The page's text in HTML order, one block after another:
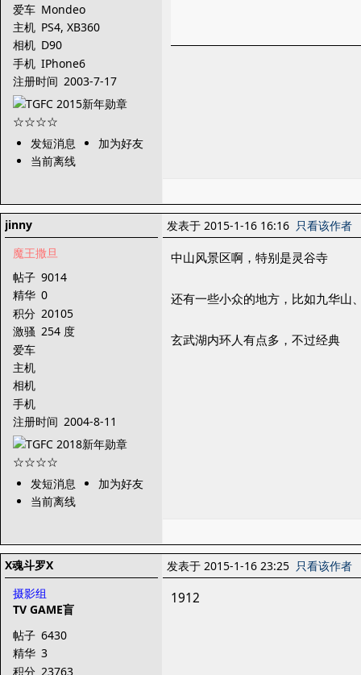
爱车 Mondeo
主机 PS4, XB360
相机 D90
手机 IPhone6
注册时间 2003-7-17
发短消息
加为好友
当前离线
jinny
魔王撒旦
帖子 9014
精华 0
积分 20105
激骚 254 度
爱车
主机
相机
手机
注册时间 2004-8-11
发短消息
加为好友
当前离线
发表于 2015-1-16 16:16 只看该作者
中山风景区啊，特别是灵谷寺
还有一些小众的地方，比如九华山
玄武湖内环人有点多，不过经典
X魂斗罗X
摄影组
TV GAME盲
帖子 6430
精华 3
积分 23763
发表于 2015-1-16 23:25 只看该作者
1912